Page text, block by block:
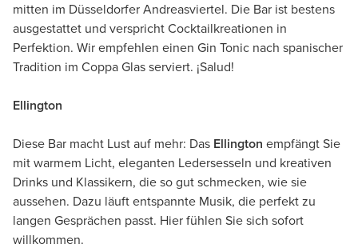
mitten im Düsseldorfer Andreasviertel. Die Bar ist bestens
ausgestattet und verspricht Cocktailkreationen in
Perfektion. Wir empfehlen einen Gin Tonic nach spanischer
Tradition im Coppa Glas serviert. ¡Salud!
Ellington
Diese Bar macht Lust auf mehr: Das Ellington empfängt Sie
mit warmem Licht, eleganten Ledersesseln und kreativen
Drinks und Klassikern, die so gut schmecken, wie sie
aussehen. Dazu läuft entspannte Musik, die perfekt zu
langen Gesprächen passt. Hier fühlen Sie sich sofort
willkommen.